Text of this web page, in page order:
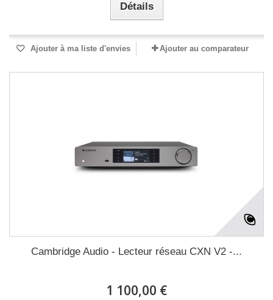
Détails
Ajouter à ma liste d'envies Ajouter au comparateur
Cambridge Audio - Lecteur réseau CXN V2 -...
1 100,00 €